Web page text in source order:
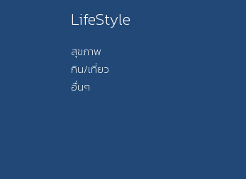
LifeStyle
สุขภาพ
กิน/เที่ยว
อื่นๆ